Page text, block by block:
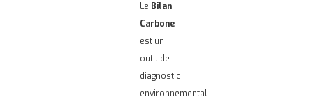
Le Bilan
Carbone
est un
outil de
diagnostic
environnemental